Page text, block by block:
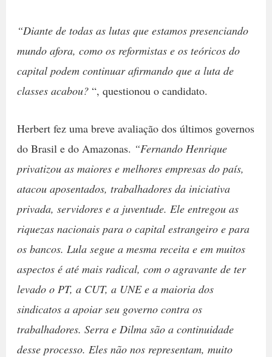
“Diante de todas as lutas que estamos presenciando
mundo afora, como os reformistas e os teóricos do
capital podem continuar afirmando que a luta de
classes acabou? “, questionou o candidato.
Herbert fez uma breve avaliação dos últimos governos
do Brasil e do Amazonas. “Fernando Henrique
privatizou as maiores e melhores empresas do país,
atacou aposentados, trabalhadores da iniciativa
privada, servidores e a juventude. Ele entregou as
riquezas nacionais para o capital estrangeiro e para
os bancos. Lula segue a mesma receita e em muitos
aspectos é até mais radical, com o agravante de ter
levado o PT, a CUT, a UNE e a maioria dos
sindicatos a apoiar seu governo contra os
trabalhadores. Serra e Dilma são a continuidade
desse processo. Eles não nos representam, muito